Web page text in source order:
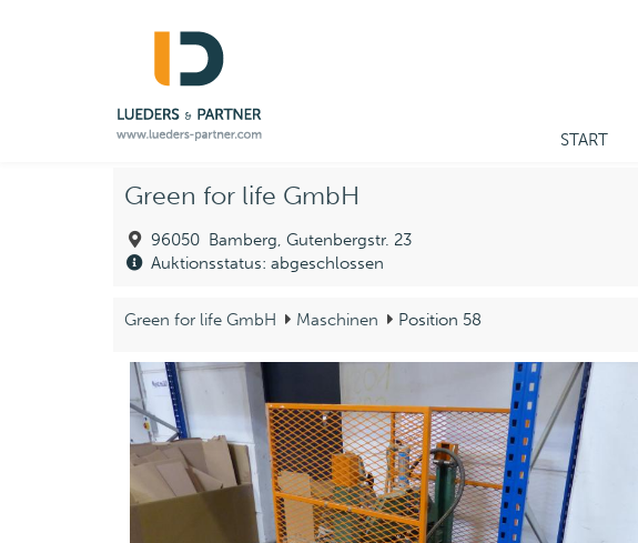
START
Green for life GmbH
96050 Bamberg, Gutenbergstr. 23
Auktionsstatus: abgeschlossen
Green for life GmbH Maschinen Position 58